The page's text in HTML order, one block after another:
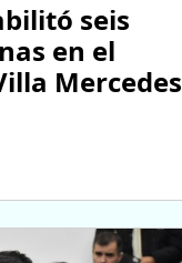
seis
en el
Mercedes